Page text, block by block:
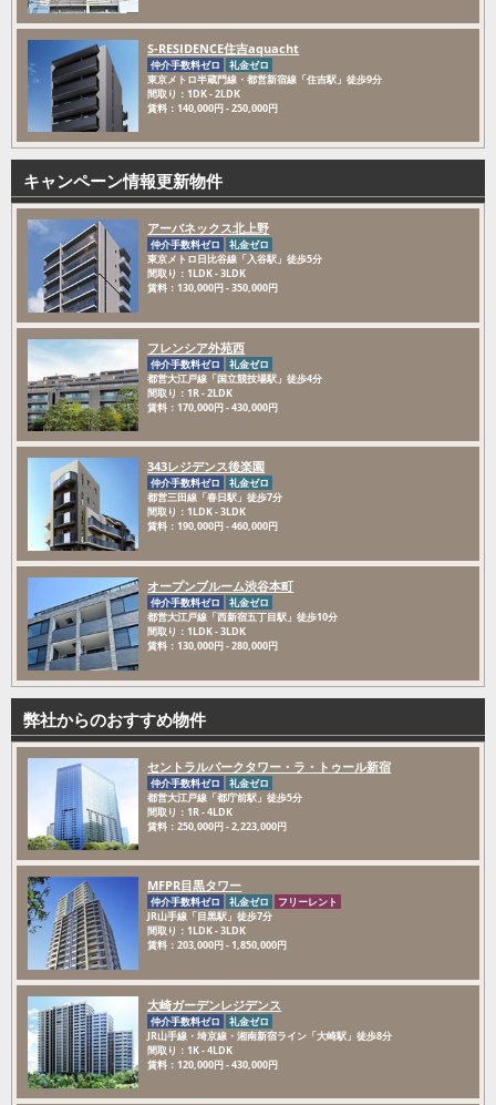
S-RESIDENCE住吉aquacht
仲介手数料ゼロ
礼金ゼロ
東京メトロ半蔵門線・都営新宿線「住吉駅」徒歩9分
間取り：1DK - 2LDK
賃料：140,000円 - 250,000円
キャンペーン情報更新物件
アーバネックス北上野
仲介手数料ゼロ
礼金ゼロ
東京メトロ日比谷線「入谷駅」徒歩5分
間取り：1LDK - 3LDK
賃料：130,000円 - 350,000円
フレンシア外苑西
仲介手数料ゼロ
礼金ゼロ
都営大江戸線「国立競技場駅」徒歩4分
間取り：1R - 2LDK
賃料：170,000円 - 430,000円
343レジデンス後楽園
仲介手数料ゼロ
礼金ゼロ
都営三田線「春日駅」徒歩7分
間取り：1LDK - 3LDK
賃料：190,000円 - 460,000円
オープンブルーム渋谷本町
仲介手数料ゼロ
礼金ゼロ
都営大江戸線「西新宿五丁目駅」徒歩10分
間取り：1LDK - 3LDK
賃料：130,000円 - 280,000円
弊社からのおすすめ物件
セントラルパークタワー・ラ・トゥール新宿
仲介手数料ゼロ
礼金ゼロ
都営大江戸線「都庁前駅」徒歩5分
間取り：1R - 4LDK
賃料：250,000円 - 2,223,000円
MFPR目黒タワー
仲介手数料ゼロ 礼金ゼロ
フリーレント
JR山手線「目黒駅」徒歩7分
間取り：1LDK - 3LDK
賃料：203,000円 - 1,850,000円
大崎ガーデンレジデンス
仲介手数料ゼロ
礼金ゼロ
JR山手線・埼京線・湘南新宿ライン「大崎駅」徒歩8分
間取り：1K - 4LDK
賃料：120,000円 - 430,000円